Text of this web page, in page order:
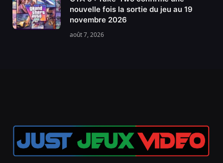
nouvelle fois la sortie du jeu au 19
novembre 2026
août 7, 2026